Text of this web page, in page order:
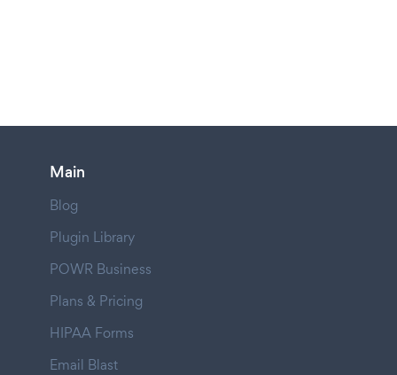
Main
Blog
Plugin Library
POWR Business
Plans & Pricing
HIPAA Forms
Email Blast